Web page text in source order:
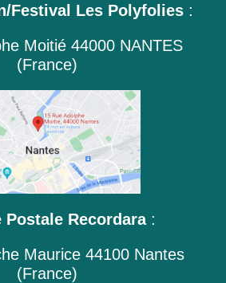
Festival Les Polyfolies:
Moitié 44000 NANTES
(France)
Postale Recordara:
Maurice 44100 Nantes
(France)